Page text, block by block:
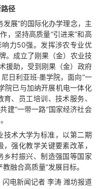
径
展”的国际化办学理念，主
，坚持高质量“引进来”和高
响力50强。发挥涉农专业优
。成立了刚果（金）农业技
援助，受到刚果（金）政府
日利亚班·墨学院，面向“一
院已与加纳开展机电一体化
、员工培训、技术服务、
建“一带一路”国家经济社会
技术大学为标准，以第二期
强化教学关键要素改革，
乡村振兴、制造强国等国家
融合高质量”发展目标。
闪电新闻记者 李涛 潍坊报道